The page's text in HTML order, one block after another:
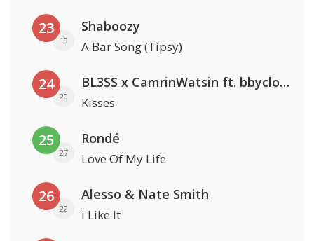
23
19
Shaboozy
A Bar Song (Tipsy)
24
20
BL3SS x CamrinWatsin ft. bbyclose
Kisses
25
27
Rondé
Love Of My Life
26
22
Alesso & Nate Smith
i Like It